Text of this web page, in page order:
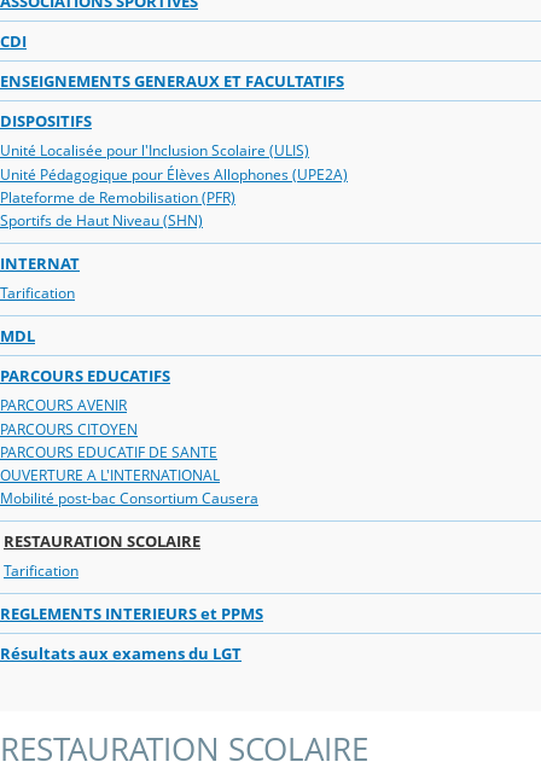
CDI
ENSEIGNEMENTS GENERAUX ET FACULTATIFS
DISPOSITIFS
Unité Localisée pour l'Inclusion Scolaire (ULIS)
Unité Pédagogique pour Élèves Allophones (UPE2A)
Plateforme de Remobilisation (PFR)
Sportifs de Haut Niveau (SHN)
INTERNAT
Tarification
MDL
PARCOURS EDUCATIFS
PARCOURS AVENIR
PARCOURS CITOYEN
PARCOURS EDUCATIF DE SANTE
OUVERTURE A L'INTERNATIONAL
Mobilité post-bac Consortium Causera
RESTAURATION SCOLAIRE
Tarification
REGLEMENTS INTERIEURS et PPMS
Résultats aux examens du LGT
RESTAURATION SCOLAIRE